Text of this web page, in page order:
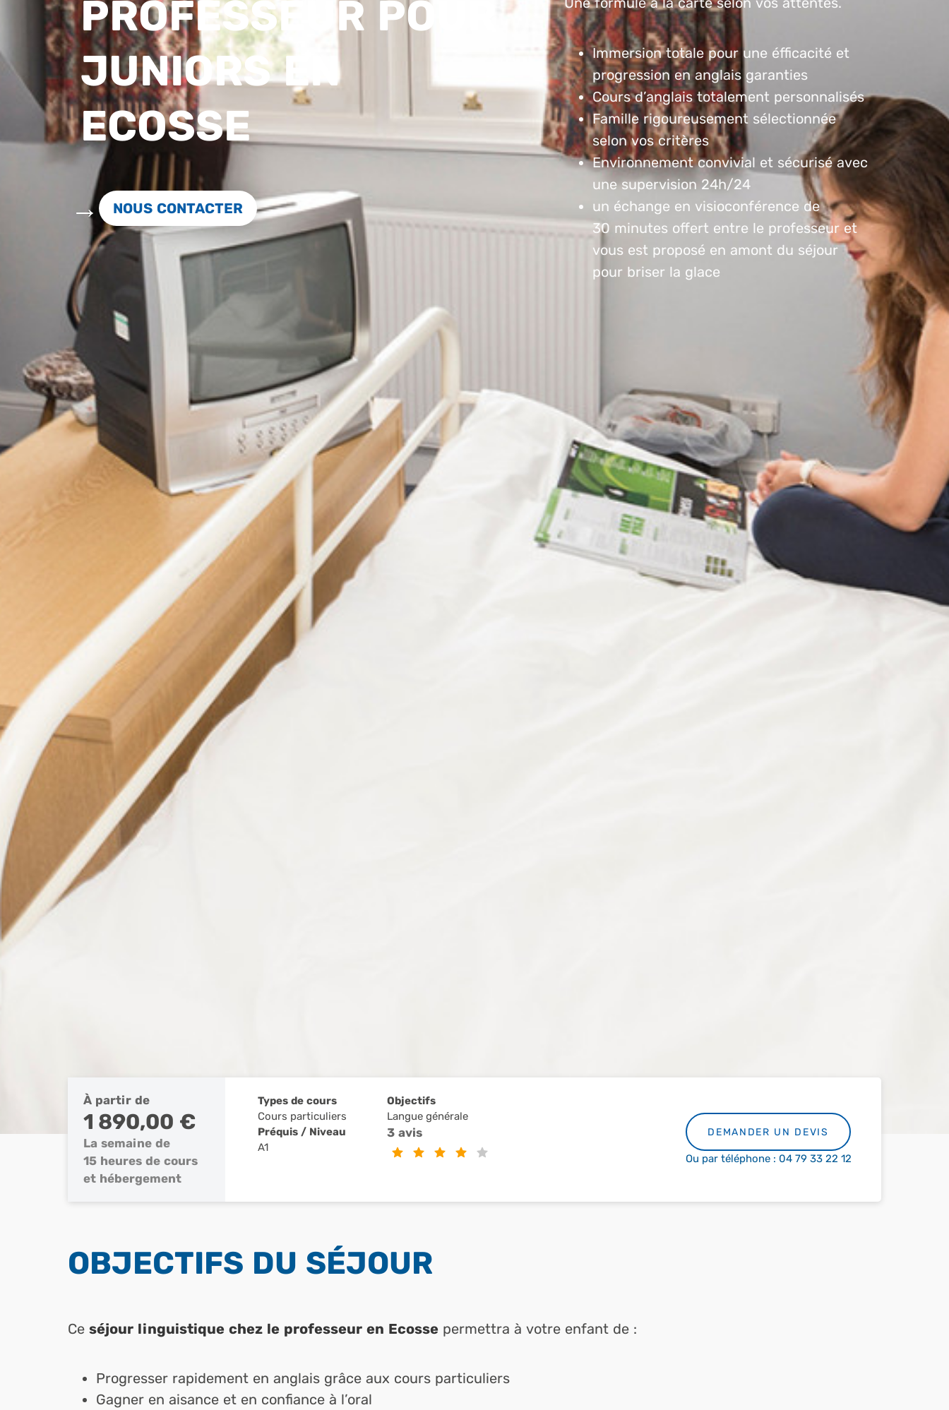
PROFESSEUR POUR
JUNIORS EN
ECOSSE
NOUS CONTACTER
Immersion totale pour une éfficacité et
progression en anglais garanties
Cours d’anglais totalement personnalisés
Famille rigoureusement sélectionnée
selon vos critères
Environnement convivial et sécurisé avec
une supervision 24h/24
un échange en visioconférence de
30 minutes offert entre le professeur et
vous est proposé en amont du séjour
pour briser la glace
À partir de
1 890,00 €
La semaine de
15 heures de cours
et hébergement
Types de cours
Cours particuliers
Préquis / Niveau
A1
Objectifs
Langue générale
3 avis DEMANDER UN DEVIS
Ou par téléphone : 04 79 33 22 12
OBJECTIFS DU SÉJOUR
Ce séjour linguistique chez le professeur en Ecosse permettra à votre enfant de :
Progresser rapidement en anglais grâce aux cours particuliers
Gagner en aisance et en confiance à l’oral